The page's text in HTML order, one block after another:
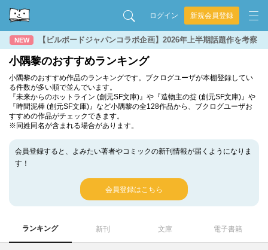
ログイン 新規会員登録
NEW 【ビルボードジャパンコラボ企画】2026年上半期話題作を考察
小隅黎のおすすめランキング
小隅黎のおすすめ作品のランキングです。ブクログユーザが本棚登録してい
る件数が多い順で並んでいます。
『未来からのホットライン (創元SF文庫)』や『造物主の掟 (創元SF文庫)』や
『時間泥棒 (創元SF文庫)』など小隅黎の全128作品から、ブクログユーザお
すすめの作品がチェックできます。
※同姓同名が含まれる場合があります。
会員登録すると、よみたい著者やコミックの新刊情報が届くようになりま
す！
会員登録はこちら
ランキング 新刊 文庫 電子書籍